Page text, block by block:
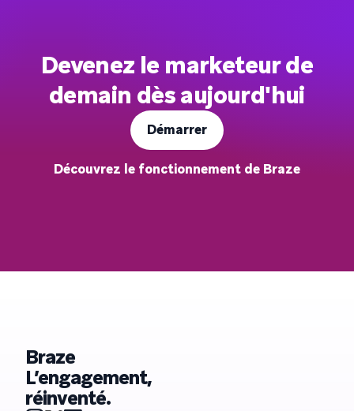
Devenez le marketeur de
demain dès aujourd'hui
Démarrer
Découvrez le fonctionnement de Braze
Braze
L’engagement,
réinventé.